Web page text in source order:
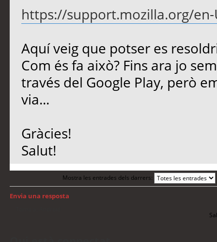
https://support.mozilla.org/
Aquí veig que potser es
Com és fa això? Fins ara jo
través del Google Play, però
via...
Gràcies!
Salut!
Mostra les entrades dels darrers:
Envia una resposta